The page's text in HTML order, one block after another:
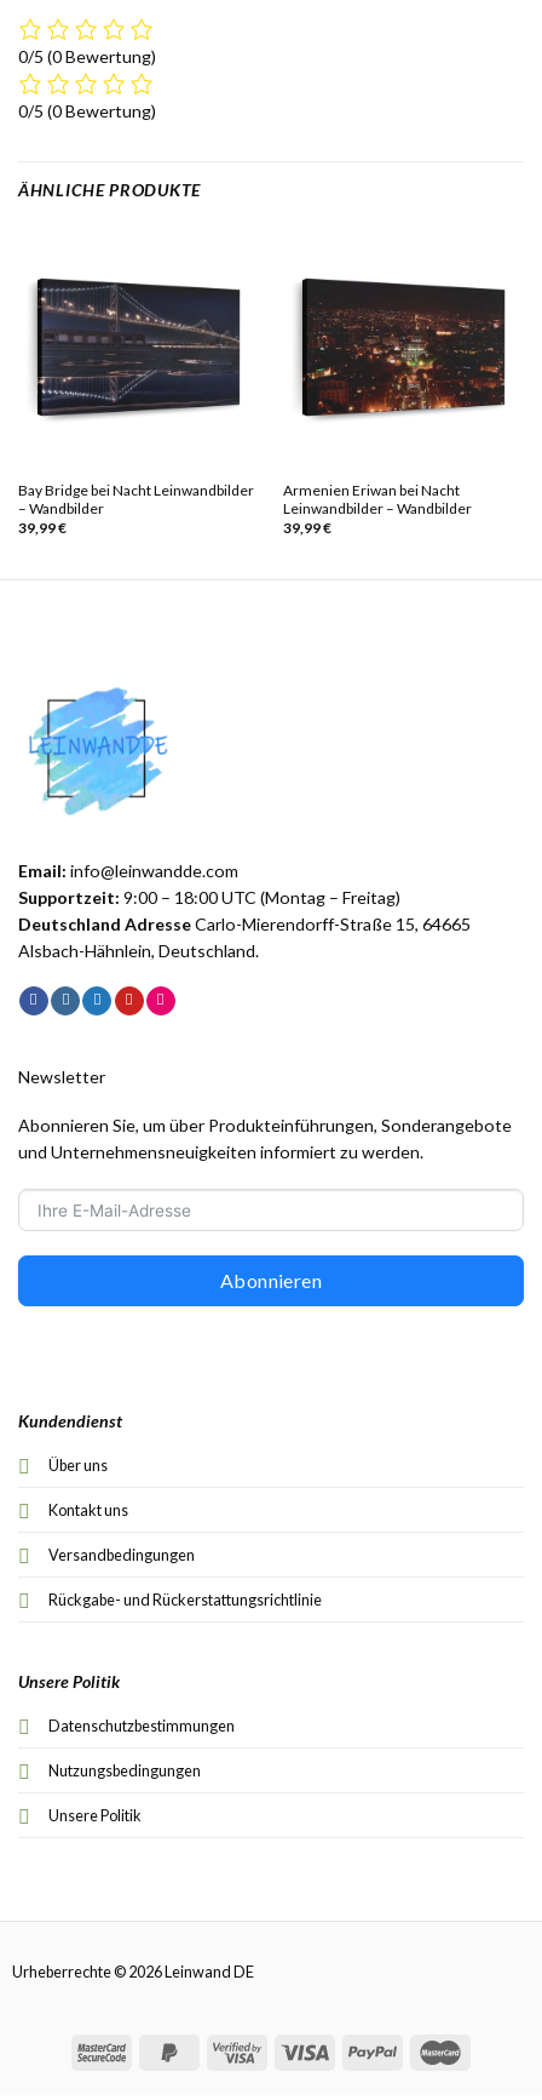
0/5 (0 Bewertung)
0/5 (0 Bewertung)
ÄHNLICHE PRODUKTE
Bay Bridge bei Nacht Leinwandbilder
– Wandbilder
39,99€
Armenien Eriwan bei Nacht
Leinwandbilder – Wandbilder
39,99€
Email: info@leinwandde.com
Supportzeit: 9:00 – 18:00 UTC (Montag – Freitag)
Deutschland AdresseCarlo-Mierendorff-Straße 15, 64665
Alsbach-Hähnlein, Deutschland.
Kundendienst
Über uns
Kontakt uns
Versandbedingungen
Rückgabe- und Rückerstattungsrichtlinie
Unsere Politik
Datenschutzbestimmungen
Nutzungsbedingungen
Unsere Politik
Newsletter
Abonnieren Sie, um über Produkteinführungen, Sonderangebote
und Unternehmensneuigkeiten informiert zu werden.
Abonnieren
Urheberrechte © 2026 Leinwand DE